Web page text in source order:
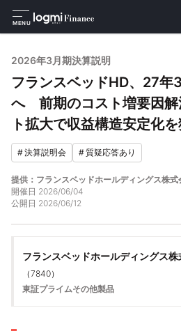
MENU
2026年3月期決算説明
フランスベッドHD、27年
へ 前期のコスト増要因解
ト拡大で収益構造安定化を
#決算説明会 #質疑応答あり
提供：フランスベッドホールディングス株式
開催日 2026/06/04
公開日 2026/06/12
フランスベッドホールディングス株
（7840）
東証プライムその他製品